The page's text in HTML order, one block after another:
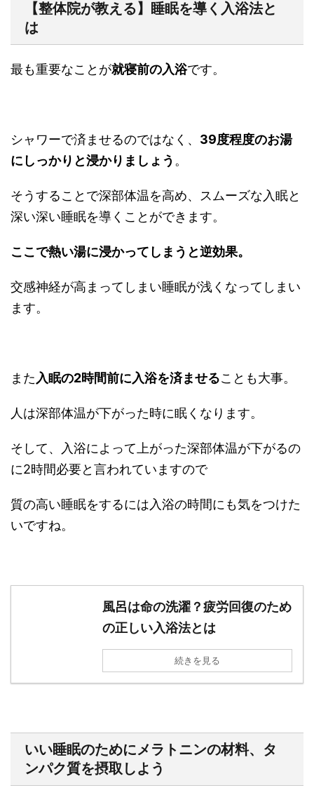
【整体院が教える】睡眠を導く入浴法と
は
最も重要なことが就寝前の入浴です。
シャワーで済ませるのではなく、 39度程度のお湯
にしっかりと浸かりましょう 。
そうすることで深部体温を高め、スムーズな入眠と
深い深い睡眠を導くことができます。
ここで熱い湯に浸かってしまうと逆効果。
交感神経が高まってしまい睡眠が浅くなってしまい
ます。
また 入眠の2時間前に入浴を済ませることも大事。
人は深部体温が下がった時に眠くなります。
そして、入浴によって上がった深部体温が下がるの
に2時間必要と言われていますので
質の高い睡眠をするには入浴の時間にも気をつけた
いですね。
風呂は命の洗濯？疲労回復のため
の正しい入浴法とは
続きを見る
いい睡眠のためにメラトニンの材料、タ
ンパク質を摂取しよう